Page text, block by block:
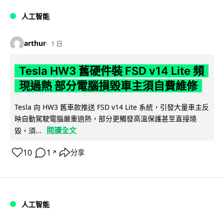
人工智能
arthur 1 日
Tesla HW3 舊硬件裝 FSD v14 Lite 頻
現過熱 部分電腦損毀車主須自費維修
Tesla 向 HW3 舊車款推送 FSD v14 Lite 系統，引發大量車主反
映自動駕駛電腦嚴重過熱，部分更觸發高溫保護甚至直接燒
毀，須...
閱讀全文
10 1 ↗ 分享
人工智能